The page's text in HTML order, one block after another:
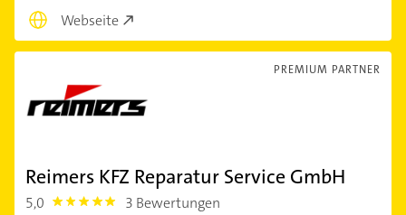
Webseite
PREMIUM PARTNER
Reimers KFZ Reparatur Service GmbH
5,0 5.0 3 Bewertungen